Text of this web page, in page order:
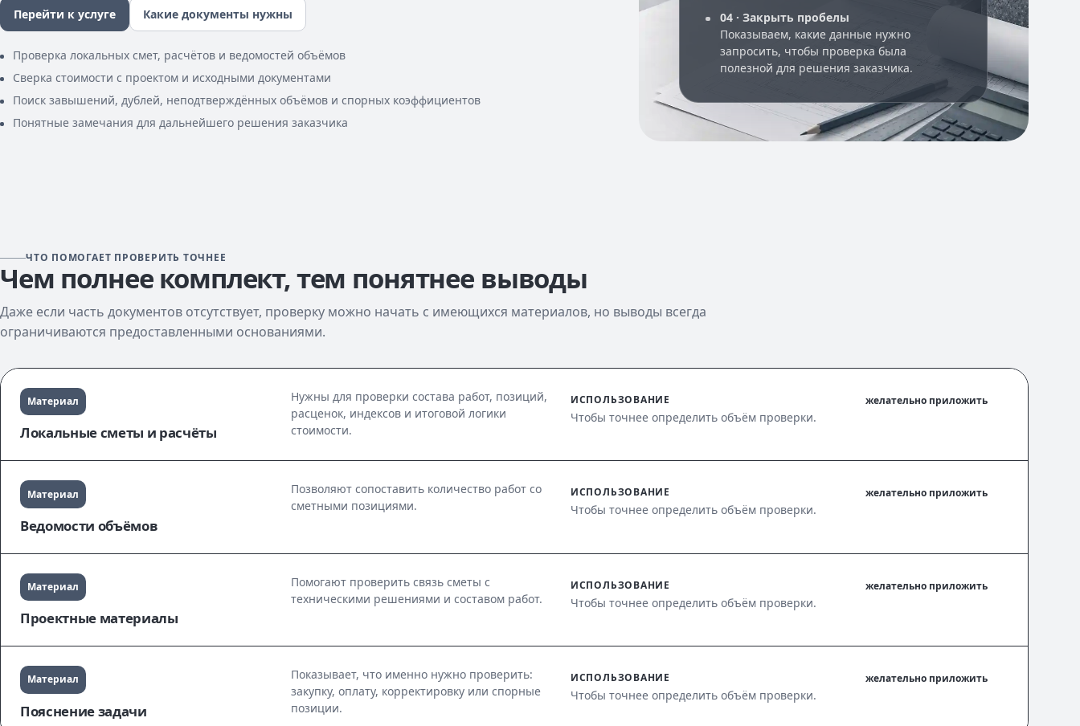
Перейти к услуге Какие документы нужны
Проверка локальных смет, расчётов и ведомостей объёмов
Сверка стоимости с проектом и исходными документами
Поиск завышений, дублей, неподтверждённых объёмов и спорных коэффициентов
Понятные замечания для дальнейшего решения заказчика
04 · Закрыть пробелы
Показываем, какие данные нужно
запросить, чтобы проверка была
полезной для решения заказчика.
ЧТО ПОМОГАЕТ ПРОВЕРИТЬ ТОЧНЕЕ
Чем полнее комплект, тем понятнее выводы
Даже если часть документов отсутствует, проверку можно начать с имеющихся материалов, но выводы всегда
ограничиваются предоставленными основаниями.
Материал
Локальные сметы и расчёты
Нужны для проверки состава работ, позиций,
расценок, индексов и итоговой логики
стоимости.
ИСПОЛЬЗОВАНИЕ
Чтобы точнее определить объём проверки.
желательно приложить
Материал
Ведомости объёмов
Позволяют сопоставить количество работ со
сметными позициями.
ИСПОЛЬЗОВАНИЕ
Чтобы точнее определить объём проверки.
желательно приложить
Материал
Проектные материалы
Помогают проверить связь сметы с
техническими решениями и составом работ.
ИСПОЛЬЗОВАНИЕ
Чтобы точнее определить объём проверки.
желательно приложить
Материал
Пояснение задачи
Показывает, что именно нужно проверить:
закупку, оплату, корректировку или спорные
позиции.
ИСПОЛЬЗОВАНИЕ
Чтобы точнее определить объём проверки.
желательно приложить